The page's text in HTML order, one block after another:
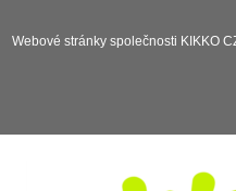
Webové stránky společnosti KIKKO